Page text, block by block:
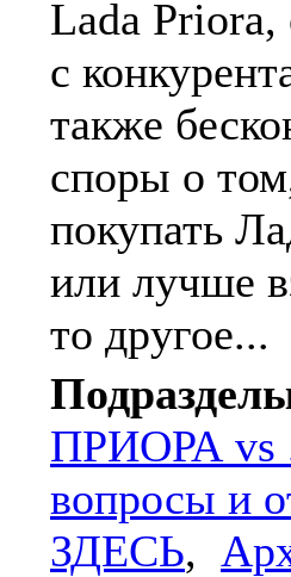
Lada Priora,
с
также
споры о
покупать
или лучше
то другое...
ПРИОРА vs
вопросы и
ЗДЕСЬ,